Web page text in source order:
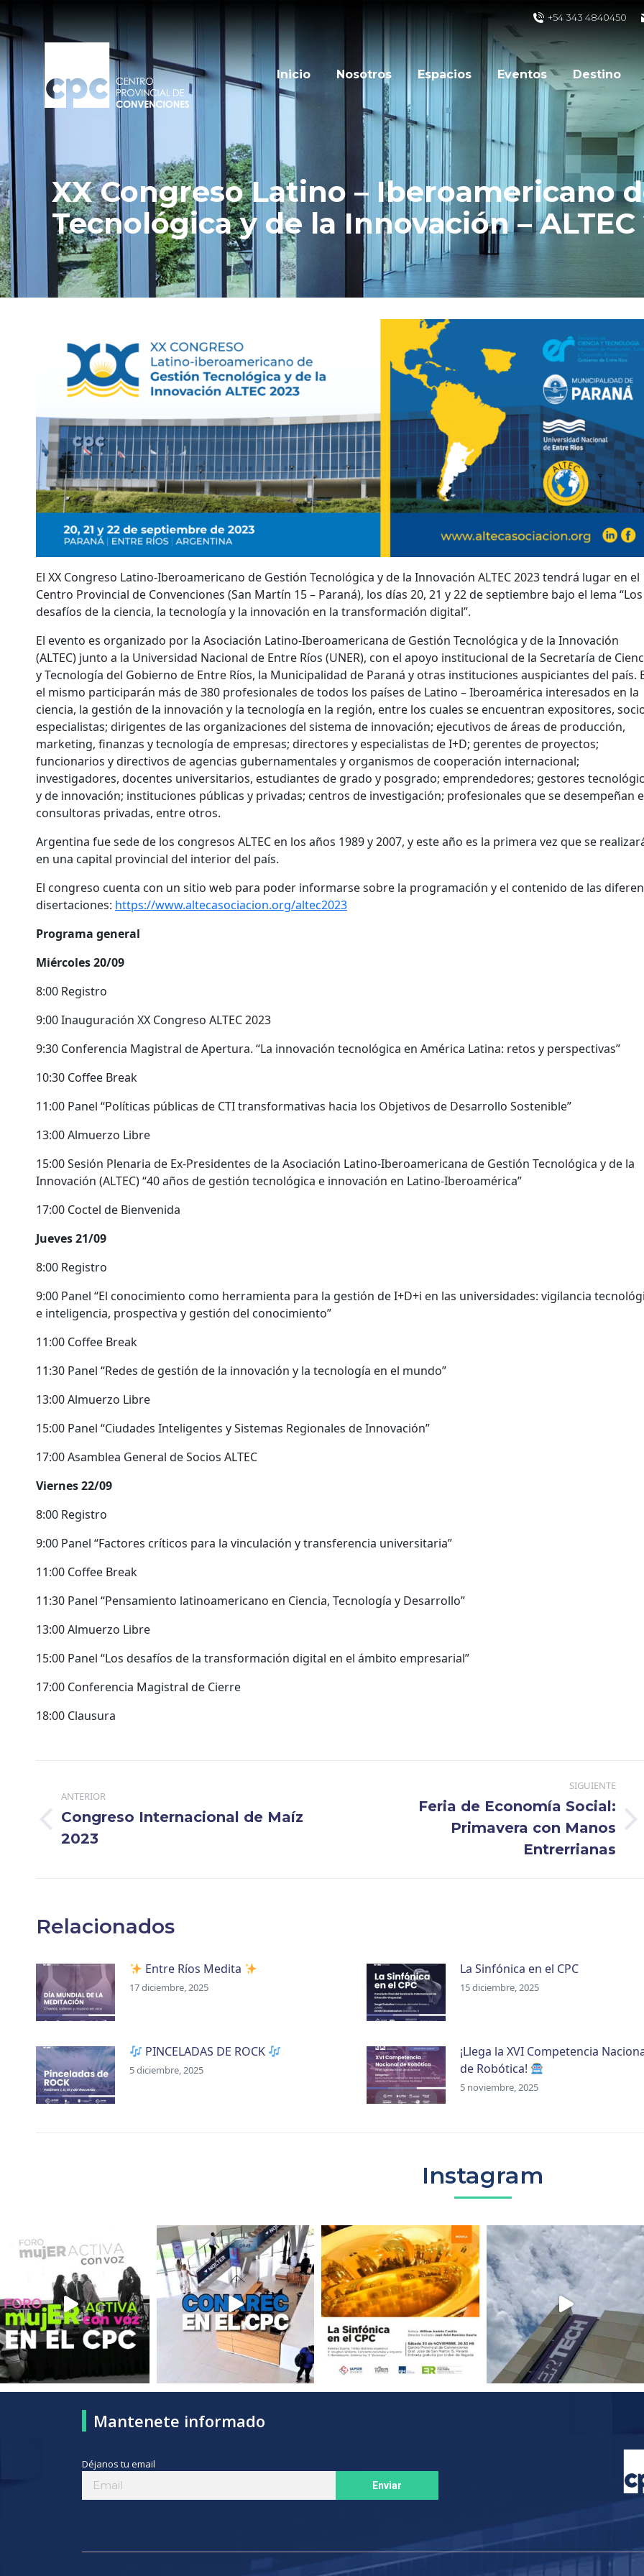
+54 343 4840450
Inicio Nosotros Espacios Eventos Destino
XX Congreso Latino – Iberoamericano
Tecnológica y de la Innovación – ALTEC
El XX Congreso Latino-Iberoamericano de Gestión Tecnológica y de la Innovación ALTEC 2023 tendrá lugar en el
Centro Provincial de Convenciones (San Martín 15 – Paraná), los días 20, 21 y 22 de septiembre bajo el lema “Los
desafíos de la ciencia, la tecnología y la innovación en la transformación digital”.
El evento es organizado por la Asociación Latino-Iberoamericana de Gestión Tecnológica y de la Innovación
(ALTEC) junto a la Universidad Nacional de Entre Ríos (UNER), con el apoyo institucional de la Secretaría de
y Tecnología del Gobierno de Entre Ríos, la Municipalidad de Paraná y otras instituciones auspiciantes del país.
el mismo participarán más de 380 profesionales de todos los países de Latino – Iberoamérica interesados en la
ciencia, la gestión de la innovación y la tecnología en la región, entre los cuales se encuentran expositores,
especialistas; dirigentes de las organizaciones del sistema de innovación; ejecutivos de áreas de producción,
marketing, finanzas y tecnología de empresas; directores y especialistas de I+D; gerentes de proyectos;
funcionarios y directivos de agencias gubernamentales y organismos de cooperación internacional;
investigadores, docentes universitarios, estudiantes de grado y posgrado; emprendedores; gestores
y de innovación; instituciones públicas y privadas; centros de investigación; profesionales que se desempeñan
consultoras privadas, entre otros.
Argentina fue sede de los congresos ALTEC en los años 1989 y 2007, y este año es la primera vez que se
en una capital provincial del interior del país.
El congreso cuenta con un sitio web para poder informarse sobre la programación y el contenido de las
disertaciones: https://www.altecasociacion.org/altec2023
Programa general
Miércoles 20/09
8:00 Registro
9:00 Inauguración XX Congreso ALTEC 2023
9:30 Conferencia Magistral de Apertura. “La innovación tecnológica en América Latina: retos y perspectivas”
10:30 Coffee Break
11:00 Panel “Políticas públicas de CTI transformativas hacia los Objetivos de Desarrollo Sostenible”
13:00 Almuerzo Libre
15:00 Sesión Plenaria de Ex-Presidentes de la Asociación Latino-Iberoamericana de Gestión Tecnológica y de la
Innovación (ALTEC) “40 años de gestión tecnológica e innovación en Latino-Iberoamérica”
17:00 Coctel de Bienvenida
Jueves 21/09
8:00 Registro
9:00 Panel “El conocimiento como herramienta para la gestión de I+D+i en las universidades: vigilancia
e inteligencia, prospectiva y gestión del conocimiento”
11:00 Coffee Break
11:30 Panel “Redes de gestión de la innovación y la tecnología en el mundo”
13:00 Almuerzo Libre
15:00 Panel “Ciudades Inteligentes y Sistemas Regionales de Innovación”
17:00 Asamblea General de Socios ALTEC
Viernes 22/09
8:00 Registro
9:00 Panel “Factores críticos para la vinculación y transferencia universitaria”
11:00 Coffee Break
11:30 Panel “Pensamiento latinoamericano en Ciencia, Tecnología y Desarrollo”
13:00 Almuerzo Libre
15:00 Panel “Los desafíos de la transformación digital en el ámbito empresarial”
17:00 Conferencia Magistral de Cierre
18:00 Clausura
entre
publicaciones
ANTERIOR
Publicación
anterior:
Congreso Internacional de Maíz
2023
SIGUIENTE
Feria de Economía Social:
Primavera con Manos
Entrerrianas
Relacionados
Entre Ríos Medita
17 diciembre, 2025
La Sinfónica en el CPC
15 diciembre, 2025
PINCELADAS DE ROCK
5 diciembre, 2025
¡Llega la XVI Competencia
de Robótica!
5 noviembre, 2025
Instagram
Mantenete informado
Déjanos tu email